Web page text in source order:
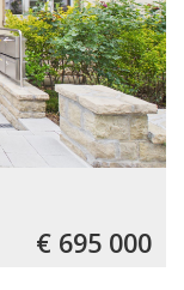
€ 695 000